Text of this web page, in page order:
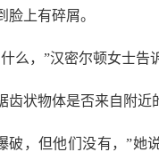
上有碎屑。
么，”汉密尔顿女士告
状物体是否来自附近
，但他们没有，”她